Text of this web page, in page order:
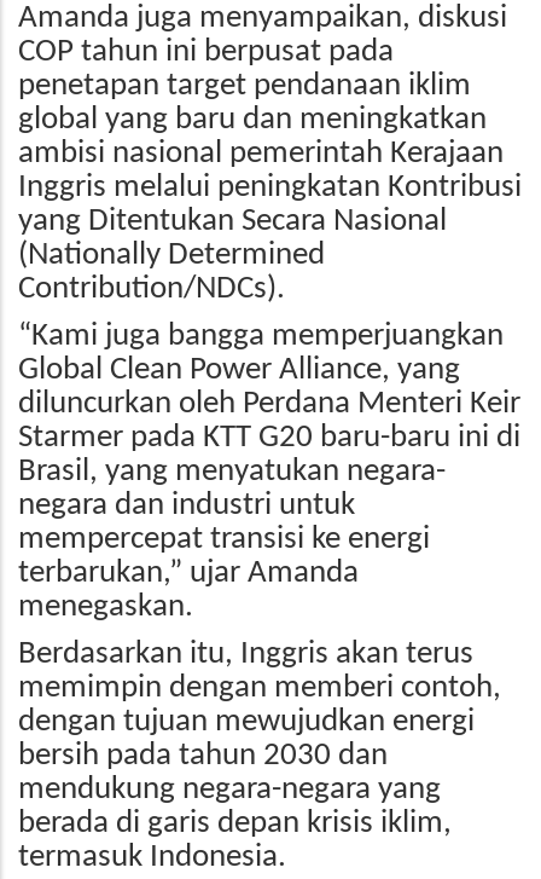
Amanda juga menyampaikan, diskusi
COP tahun ini berpusat pada
penetapan target pendanaan iklim
global yang baru dan meningkatkan
ambisi nasional pemerintah Kerajaan
Inggris melalui peningkatan Kontribusi
yang Ditentukan Secara Nasional
(Nationally Determined
Contribution/NDCs).
“Kami juga bangga memperjuangkan
Global Clean Power Alliance, yang
diluncurkan oleh Perdana Menteri Keir
Starmer pada KTT G20 baru-baru ini di
Brasil, yang menyatukan negara-
negara dan industri untuk
mempercepat transisi ke energi
terbarukan,” ujar Amanda
menegaskan.
Berdasarkan itu, Inggris akan terus
memimpin dengan memberi contoh,
dengan tujuan mewujudkan energi
bersih pada tahun 2030 dan
mendukung negara-negara yang
berada di garis depan krisis iklim,
termasuk Indonesia.